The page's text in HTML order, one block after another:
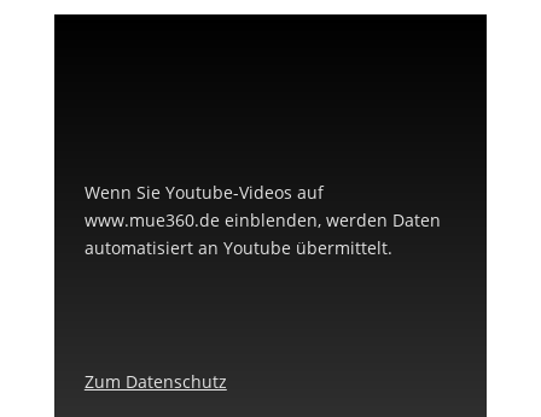
Wenn Sie Youtube-Videos auf
www.mue360.de einblenden, werden Daten
automatisiert an Youtube übermittelt.
Zum Datenschutz